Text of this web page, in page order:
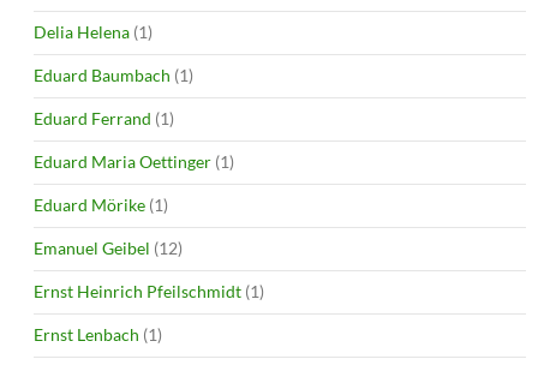
Delia Helena (1)
Eduard Baumbach (1)
Eduard Ferrand (1)
Eduard Maria Oettinger (1)
Eduard Mörike (1)
Emanuel Geibel (12)
Ernst Heinrich Pfeilschmidt (1)
Ernst Lenbach (1)